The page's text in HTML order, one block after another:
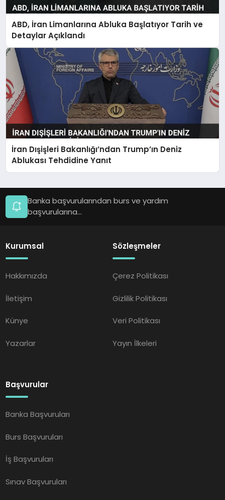
ABD, İran Limanlarına Abluka Başlatıyor Tarih ve
Detaylar Açıklandı
İran Dışişleri Bakanlığı’ndan Trump’ın Deniz
Ablukası Tehdidine Yanıt
Banka başvurularından burs ve yardım
başvurularına...
Kurumsal
Hakkımızda
İletişim
Künye
Yazarlar
Sözleşmeler
Çerez Politikası
Gizlilik Politikası
Veri Politikası
Yayın İlkeleri
Başvurular
Banka Başvuruları
Burs Başvuruları
İş Başvuruları
Sınav Başvuruları